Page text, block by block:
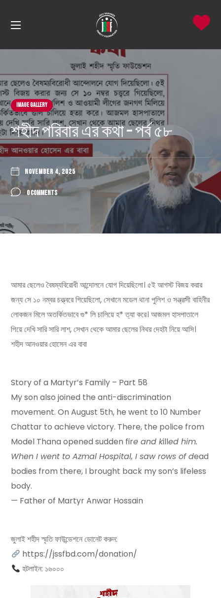
Image Gallery
শহীদ পরিবার এর কথা – পর্ব ৫৮
NOVEMBER 4, 2025
0 COMMENTS
আমার ছেলেও বৈষম্যবিরোধী আন্দোলনে যোগ দিয়েছিলো। ৫ই আগস্ট বিজয় করার
জন্য সে ১০ নম্বর চত্ত্বরে গিয়েছিলো, সেখানে মডেল থানা পুলিশ ও সন্ত্রাসী বাহিনীর
লোকজন মিলে অতর্কিতভাবে গু* লি চালিয়ে হ* ত্যা করে। আজমল হাসপাতালে
গিয়ে দেখি সারি সারি লাশ, সেখান থেকে আমার ছেলের নিথর দেহটা নিয়ে আসি।
শহীদ আনওয়ার হোসেন এর বাবা
Story of a Martyr’s Family – Part 58
My son also joined the anti-discrimination
movement. On August 5th, he went to 10 Number
Chattar to achieve victory. There, the police from
Model Thana opened sudden fire and killed him.
When I went to Azmal Hospital, I saw rows of dead
bodies from there, I brought back my son’s lifeless
body.
— Father of Martyr Anwar Hossain
জুলাই শহীদ স্মৃতি ফাউন্ডেশনে ডোনেট করুন:
https://jssfbd.com/donation/
হটলাইন: ১৬০০০